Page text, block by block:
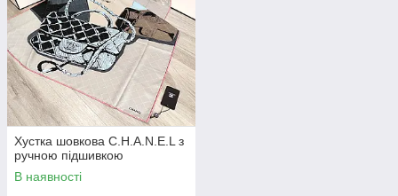
Хустка шовкова C.H.A.N.E.L з
ручною підшивкою
В наявності